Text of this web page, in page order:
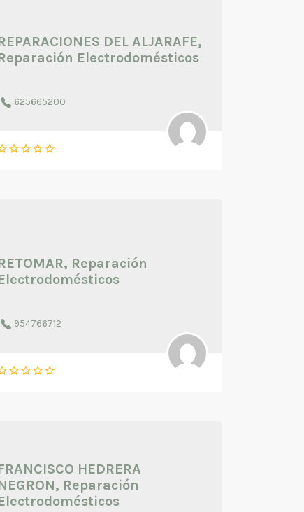
DEL ALJARAFE,
Electrodomésticos
625665200
Reparación
954766712
HEDRERA
Reparación